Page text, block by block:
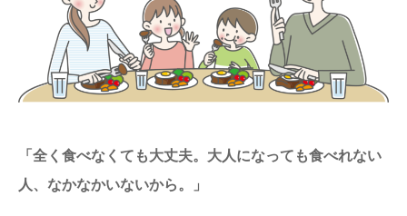
「全く食べなくても大丈夫。大人になっても食べれない
人、なかなかいないから。」